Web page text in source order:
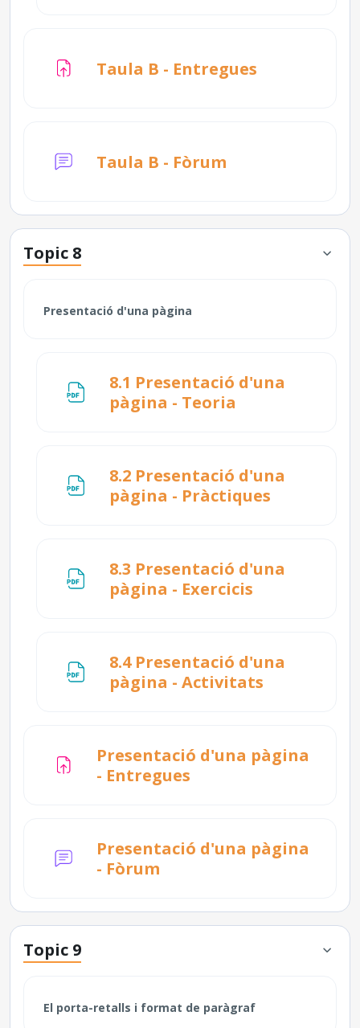
Taula B - Entregues
Taula B - Fòrum
Topic 8
Presentació d'una pàgina
8.1 Presentació d'una
pàgina - Teoria
8.2 Presentació d'una
pàgina - Pràctiques
8.3 Presentació d'una
pàgina - Exercicis
8.4 Presentació d'una
pàgina - Activitats
Presentació d'una pàgina
- Entregues
Presentació d'una pàgina
- Fòrum
Topic 9
El porta-retalls i format de paràgraf